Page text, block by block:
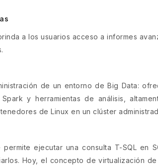
a los usuarios acceso a informes
de un entorno de Big Data:
y herramientas de análisis,
de Linux en un clúster
permite ejecutar una consulta T-SQL
Hoy, el concepto de virtualización